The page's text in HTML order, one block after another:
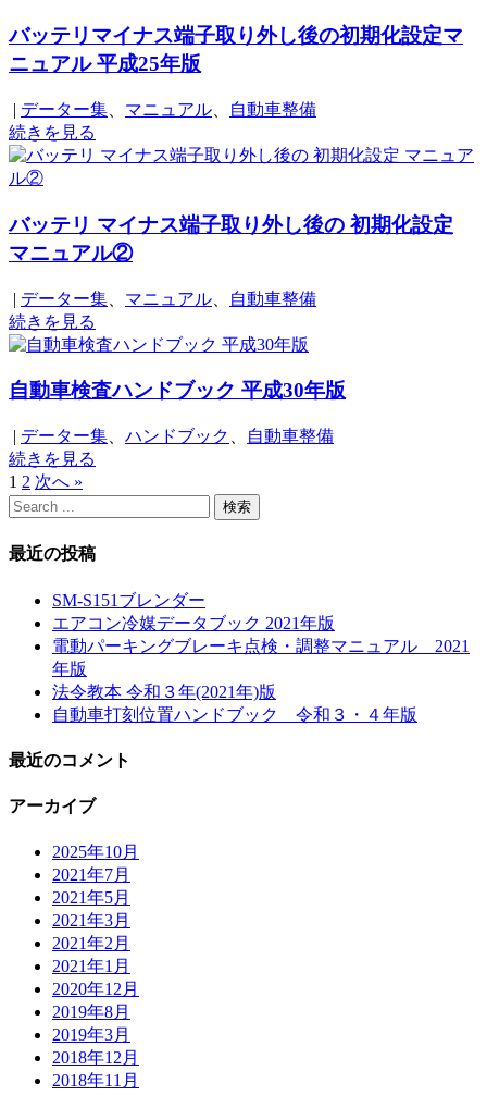
バッテリマイナス端子取り外し後の初期化設定マ
ニュアル 平成25年版
| データー集 マニュアル
自動車整備
続きを見る
バッテリ マイナス端子取り外し後の 初期化設定
マニュアル②
| データー集 マニュアル
自動車整備
続きを見る
自動車検査ハンドブック 平成30年版
| データー集 ハンドブック
自動車整備
続きを見る
1 2 次へ »
最近の投稿
SM-S151ブレンダー
エアコン冷媒データブック 2021年版
電動パーキングブレーキ点検・調整マニュアル 2021
年版
法令教本 令和３年(2021年)版
自動車打刻位置ハンドブック 令和３・４年版
最近のコメント
アーカイブ
2025年10月
2021年7月
2021年5月
2021年3月
2021年2月
2021年1月
2020年12月
2019年8月
2019年3月
2018年12月
2018年11月